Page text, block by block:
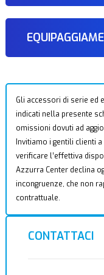
Gli accessori di serie ed
indicati nella presente
omissioni dovuti ad
Invitiamo i gentili clienti
verificare l’effettiva
Azzurra Center declina
incongruenze, che non
contrattuale.
CONTATTACI